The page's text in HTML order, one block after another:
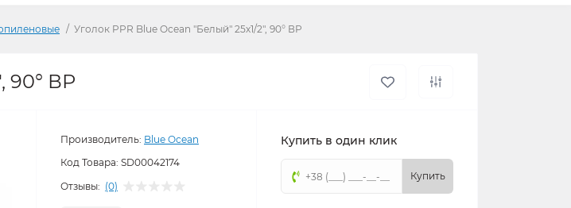
Уголок PPR Blue Ocean "Белый" 25х1/2", 90° ВР
90° ВР
Производитель: Blue Ocean
Код Товара: SD00042174
Отзывы: (0)
Купить в один клик
Купить